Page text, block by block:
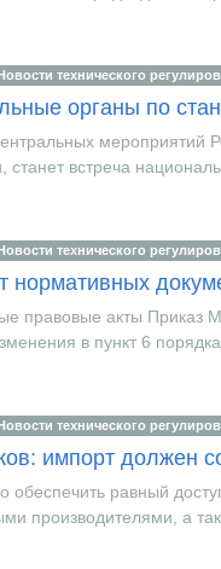
технического
органы по
мероприятий
станет встреча
технического
нормативных
правовые акты Приказ
в пункт 6
технического
импорт должен
обеспечить равный
производителями, а